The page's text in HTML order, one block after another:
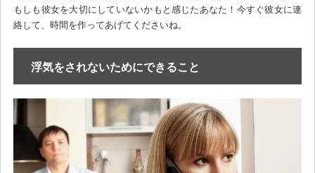
もしも彼女を大切にしていないかもと感じたあなた！今すぐ彼女に連
絡して、時間を作ってあげてくださいね。
浮気をされないためにできること